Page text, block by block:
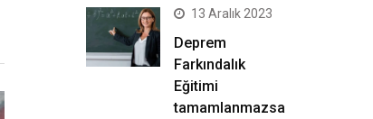
13 Aralık 2023
Deprem
Farkındalık
Eğitimi
tamamlanmazsa